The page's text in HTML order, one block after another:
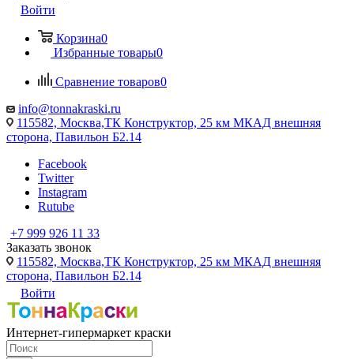
Войти
Корзина0
Избранные товары0
Сравнение товаров0
info@tonnakraski.ru
115582, Москва,ТК Конструктор, 25 км МКАД внешняя
сторона, Павильон Б2.14
Facebook
Twitter
Instagram
Rutube
+7 999 926 11 33
Заказать звонок
115582, Москва,ТК Конструктор, 25 км МКАД внешняя
сторона, Павильон Б2.14
Войти
Интернет-гипермаркет краски